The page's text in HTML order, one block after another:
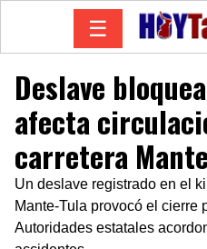
☰
Deslave
afecta
carretera
Un deslave registrado en el
Mante-Tula provocó el cierre
Autoridades estatales